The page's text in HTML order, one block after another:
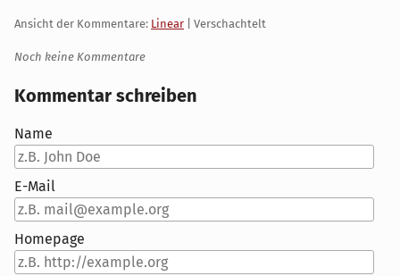
Ansicht der Kommentare: Linear | Verschachtelt
Noch keine Kommentare
Kommentar schreiben
Name
E-Mail
Homepage